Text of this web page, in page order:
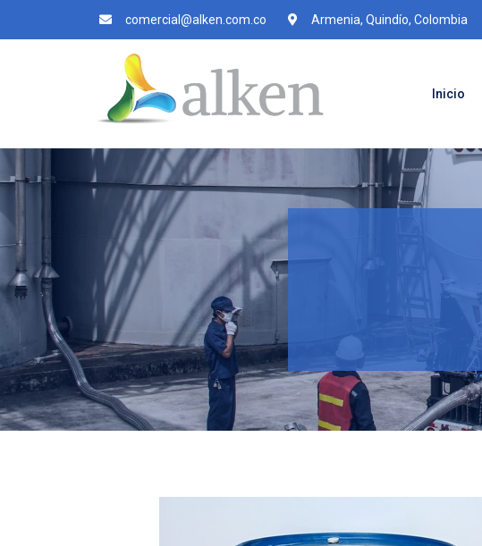
comercial@alken.com.co Armenia, Quindío, Colombia
Inicio